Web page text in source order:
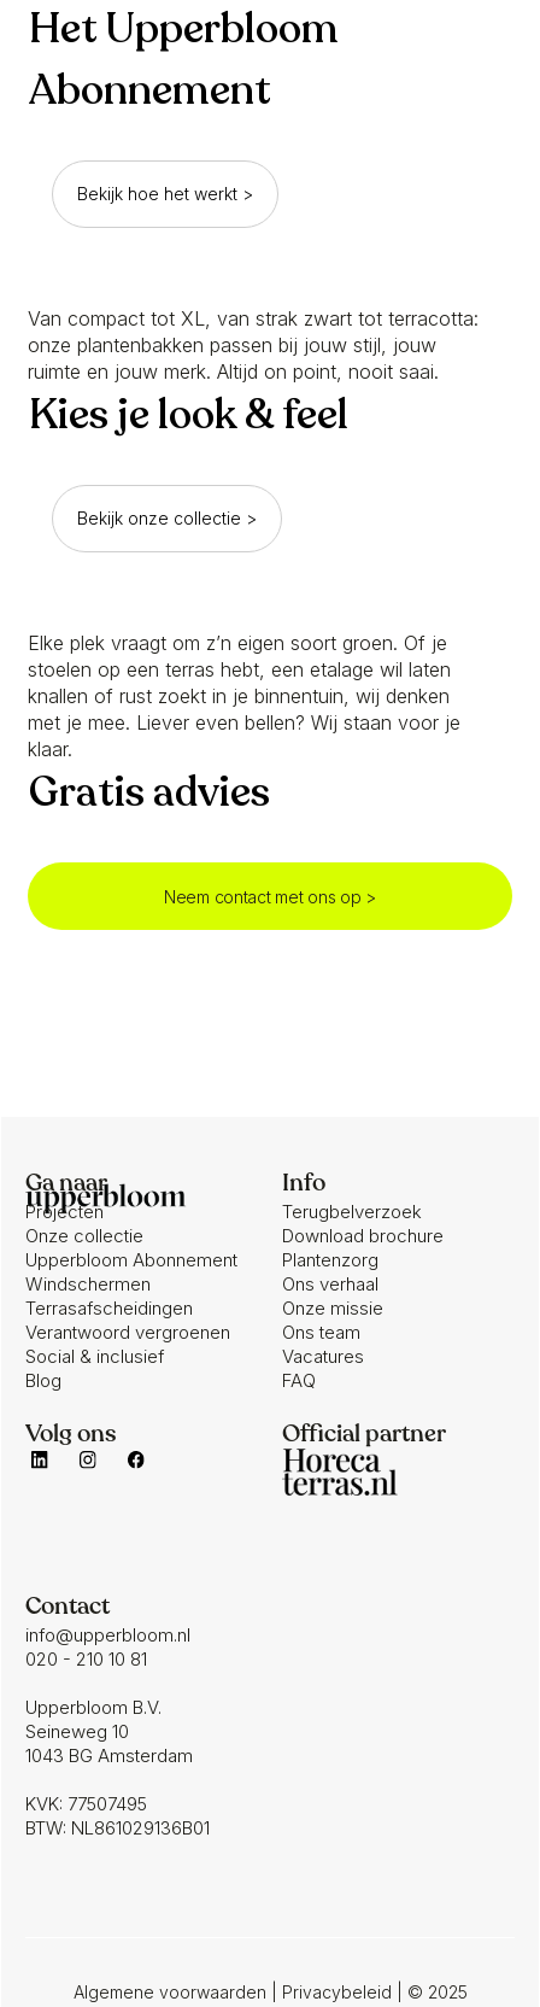
Het Upperbloom
Abonnement
Bekijk hoe het werkt >
Van compact tot XL, van strak zwart tot terracotta:
onze plantenbakken passen bij jouw stijl, jouw
ruimte en jouw merk. Altijd on point, nooit saai.
Kies je look & feel
Bekijk onze collectie >
Elke plek vraagt om z’n eigen soort groen. Of je
stoelen op een terras hebt, een etalage wil laten
knallen of rust zoekt in je binnentuin, wij denken
met je mee. Liever even bellen? Wij staan voor je
klaar.
Gratis advies
Neem contact met ons op >
Info
Terugbelverzoek
Download brochure
Plantenzorg
Ons verhaal
Onze missie
Ons team
Vacatures
FAQ
Official partner
Ga naar
Projecten
Onze collectie
Upperbloom Abonnement
Windschermen
Terrasafscheidingen
Verantwoord vergroenen
Social & inclusief
Blog
Volg ons
Contact
info@upperbloom.nl
020 - 210 10 81
Upperbloom B.V.
Seineweg 10
1043 BG Amsterdam
KVK: 77507495
BTW: NL861029136B01
Algemene voorwaarden Privacybeleid | © 2025